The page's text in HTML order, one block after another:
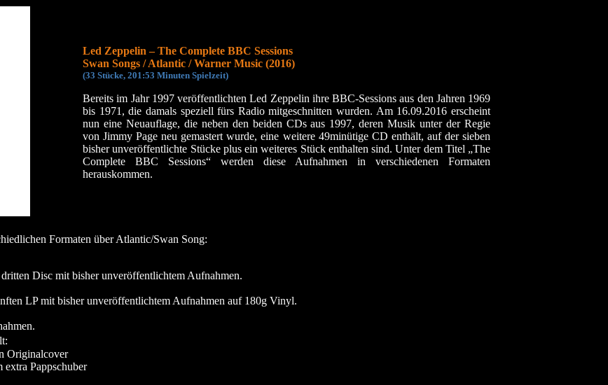
Led Zeppelin – The Complete BBC Sessions
Swan Songs / Atlantic / Warner Music (2016)
(33 Stücke, 201:53 Minuten Spielzeit)
Bereits im Jahr 1997 veröffentlichten Led Zeppelin ihre BBC-Sessions aus den Jahren 1969
bis 1971, die damals speziell fürs Radio mitgeschnitten wurden. Am 16.09.2016 erscheint
nun eine Neuauflage, die neben den beiden CDs aus 1997, deren Musik unter der Regie
von Jimmy Page neu gemastert wurde, eine weitere 49minütige CD enthält, auf der sieben
bisher unveröffentlichte Stücke plus ein weiteres Stück enthalten sind. Unter dem Titel „The
Complete BBC Sessions“ werden diese Aufnahmen in verschiedenen Formaten
herauskommen.
Formaten über Atlantic/Swan Song:
Disc mit bisher unveröffentlichtem Aufnahmen.
LP mit bisher unveröffentlichtem Aufnahmen auf 180g Vinyl.
Originalcover
Pappschuber